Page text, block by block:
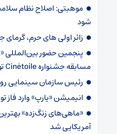
موهبتی: اصلاح نظام
شود
زائر اولی های حرم،
پنجمین حضور بین‌المللی
مسابقه جشنواره Cinétoile تونس
رئیس سازمان سینمایی
انیمیشن «یارپ» وارد فاز
«ماهی‌های زنگ‌زده»
آمریکایی شد